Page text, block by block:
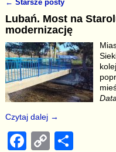
Nawigacja
← Starsze posty
Lubań. Most na
modernizację
Czytaj dalej →
F
C